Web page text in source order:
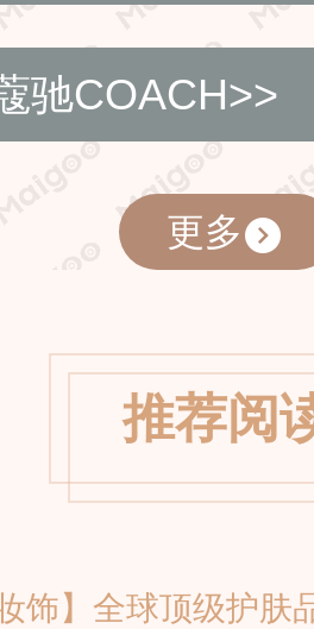
驰COACH>>
更多
推荐阅
】全球顶级护肤品牌 奢侈